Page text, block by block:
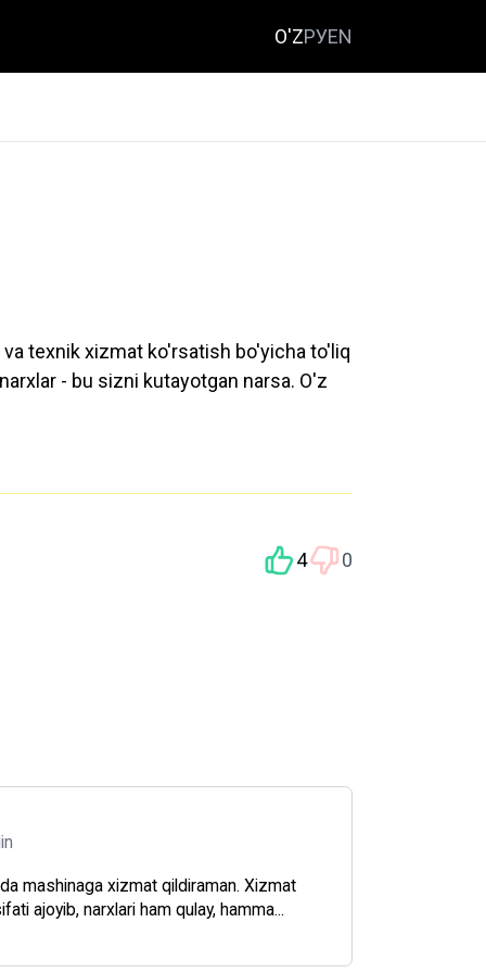
O'ZРУEN
texnik xizmat ko'rsatish bo'yicha to'liq
- bu sizni kutayotgan narsa. O'z
4 0
mashinaga xizmat qildiraman. Xizmat
ajoyib, narxlari ham qulay, hamma...